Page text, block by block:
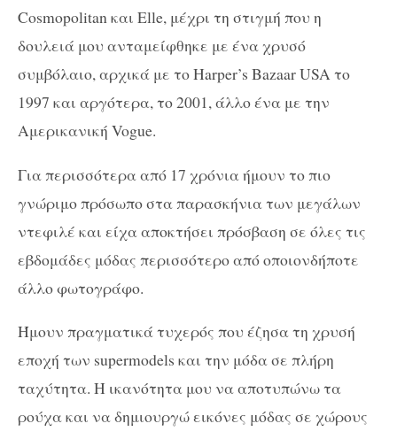
Cosmopolitan και Elle, μέχρι τη στιγμή που η
δουλειά μου ανταμείφθηκε με ένα χρυσό
συμβόλαιο, αρχικά με το Harper’s Bazaar USA το
1997 και αργότερα, το 2001, άλλο ένα με την
Αμερικανική Vogue.
Για περισσότερα από 17 χρόνια ήμουν το πιο
γνώριμο πρόσωπο στα παρασκήνια των μεγάλων
ντεφιλέ και είχα αποκτήσει πρόσβαση σε όλες τις
εβδομάδες μόδας περισσότερο από οποιονδήποτε
άλλο φωτογράφο.
Ήμουν πραγματικά τυχερός που έζησα τη χρυσή
εποχή των supermodels και την μόδα σε πλήρη
ταχύτητα. Η ικανότητα μου να αποτυπώνω τα
ρούχα και να δημιουργώ εικόνες μόδας σε χώρους